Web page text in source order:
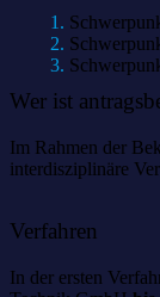
Wer ist
Im Rahmen der
interdisziplinäre
Verfahren
In der ersten